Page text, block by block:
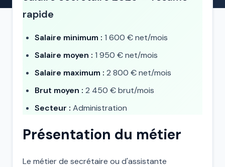
rapide
Salaire minimum : 1 600 € net/mois
Salaire moyen : 1 950 € net/mois
Salaire maximum : 2 800 € net/mois
Brut moyen : 2 450 € brut/mois
Secteur : Administration
Présentation du métier
Le métier de secrétaire ou d'assistante